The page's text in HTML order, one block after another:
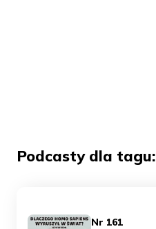
Podcasty dla tagu:
Nr 161